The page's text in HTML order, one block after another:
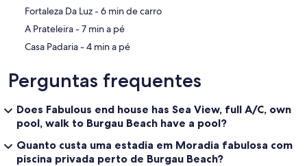
‪Fortaleza Da Luz - ‬6 min de carro
‪A Prateleira - ‬7 min a pé
‪Casa Padaria - ‬4 min a pé
Perguntas frequentes
Does Fabulous end house has Sea View, full A/C, own
pool, walk to Burgau Beach have a pool?
Quanto custa uma estadia em Moradia fabulosa com
piscina privada perto de Burgau Beach?